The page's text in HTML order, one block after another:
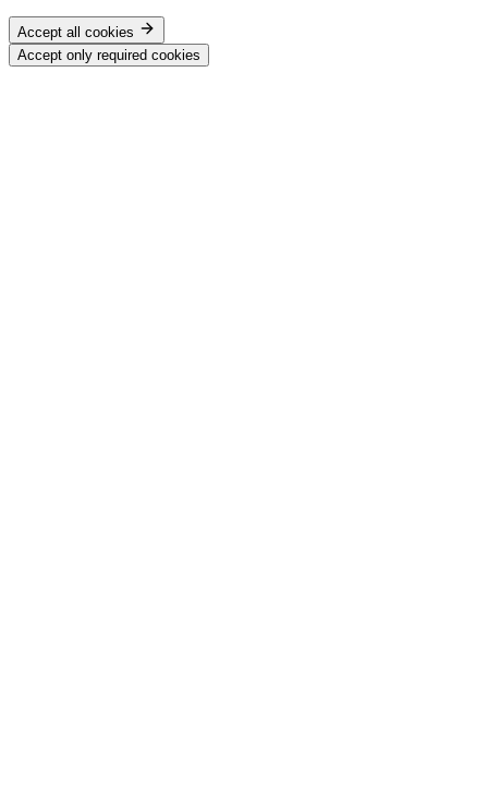
Accept all cookies
Accept only required cookies